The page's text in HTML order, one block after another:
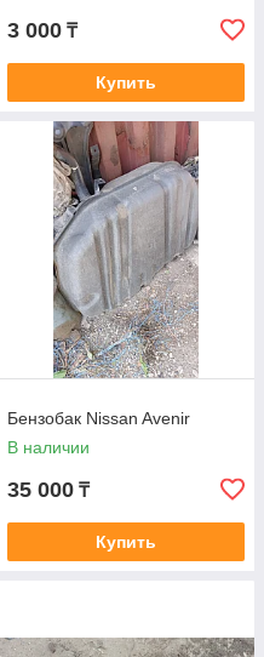
3 000 ₸
Купить
Бензобак Nissan Avenir
В наличии
35 000 ₸
Купить